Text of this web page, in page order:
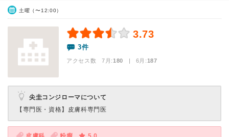
土曜（〜12:00）
3.73
3件
アクセス数 7月:180 | 6月:187
尖圭コンジローマについて
【専門医・資格】 皮膚科専門医